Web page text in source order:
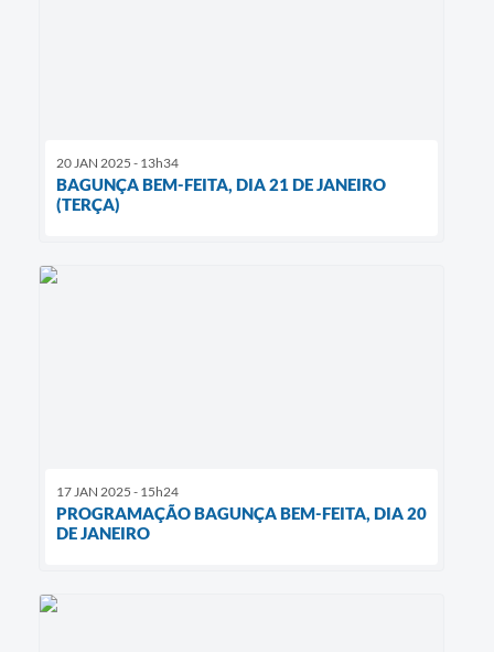
20 JAN 2025 - 13h34
BAGUNÇA BEM-FEITA, DIA 21 DE JANEIRO
(TERÇA)
17 JAN 2025 - 15h24
PROGRAMAÇÃO BAGUNÇA BEM-FEITA, DIA 20
DE JANEIRO